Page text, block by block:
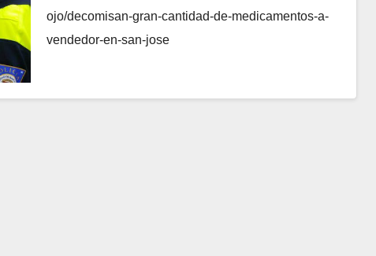
ojo/decomisan-gran-cantidad-de-medicamentos-a-
vendedor-en-san-jose